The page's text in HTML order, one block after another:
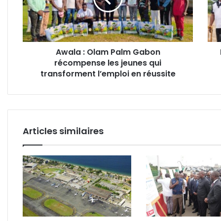
récompense
les
jeunes
qui
transformentAwala : Olam Palm Gabon
récompense les jeunes qui
transforment l’emploi en réussite
du
pour
Articles similaires